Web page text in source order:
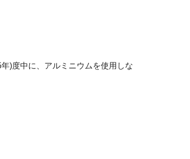
)度中に、アルミニウムを使用しな